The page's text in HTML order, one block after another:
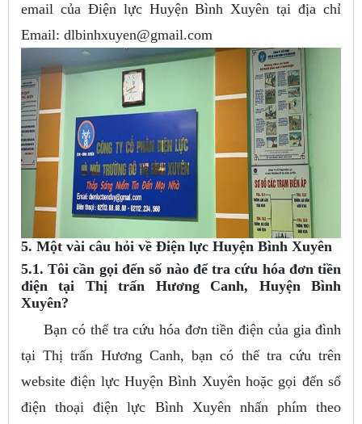
email của Điện lực Huyện Bình Xuyên tại địa chỉ
Email: dlbinhxuyen@gmail.com
5. Một vài câu hỏi về Điện lực Huyện Bình Xuyên
5.1. Tôi cần gọi đến số nào để tra cứu hóa đơn tiền
điện tại Thị trấn Hương Canh, Huyện Bình
Xuyên?
Bạn có thể tra cứu hóa đơn tiền điện của gia đình
tại Thị trấn Hương Canh, bạn có thể tra cứu trên
website điện lực Huyện Bình Xuyên hoặc gọi đến số
điện thoại điện lực Bình Xuyên nhấn phím theo